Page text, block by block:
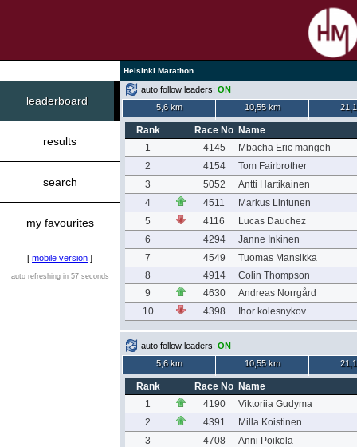
Helsinki Marathon
leaderboard
results
search
my favourites
[ mobile version ]
auto refreshing in 57 seconds
auto follow leaders: ON
5,6 km
10,55 km
Rank Race No Name
1
4145
Mbacha Eric mangeh
2
4154
Tom Fairbrother
3
5052
Antti Hartikainen
4
4511
Markus Lintunen
5
4116
Lucas Dauchez
6
4294
Janne Inkinen
7
4549
Tuomas Mansikka
8
4914
Colin Thompson
9
4630
Andreas Norrgård
10
4398 Ihor kolesnykov
auto follow leaders: ON
5,6 km
10,55 km
Rank Race No Name
1
4190
Viktoriia Gudyma
2
4391
Milla Koistinen
3
4708
Anni Poikola